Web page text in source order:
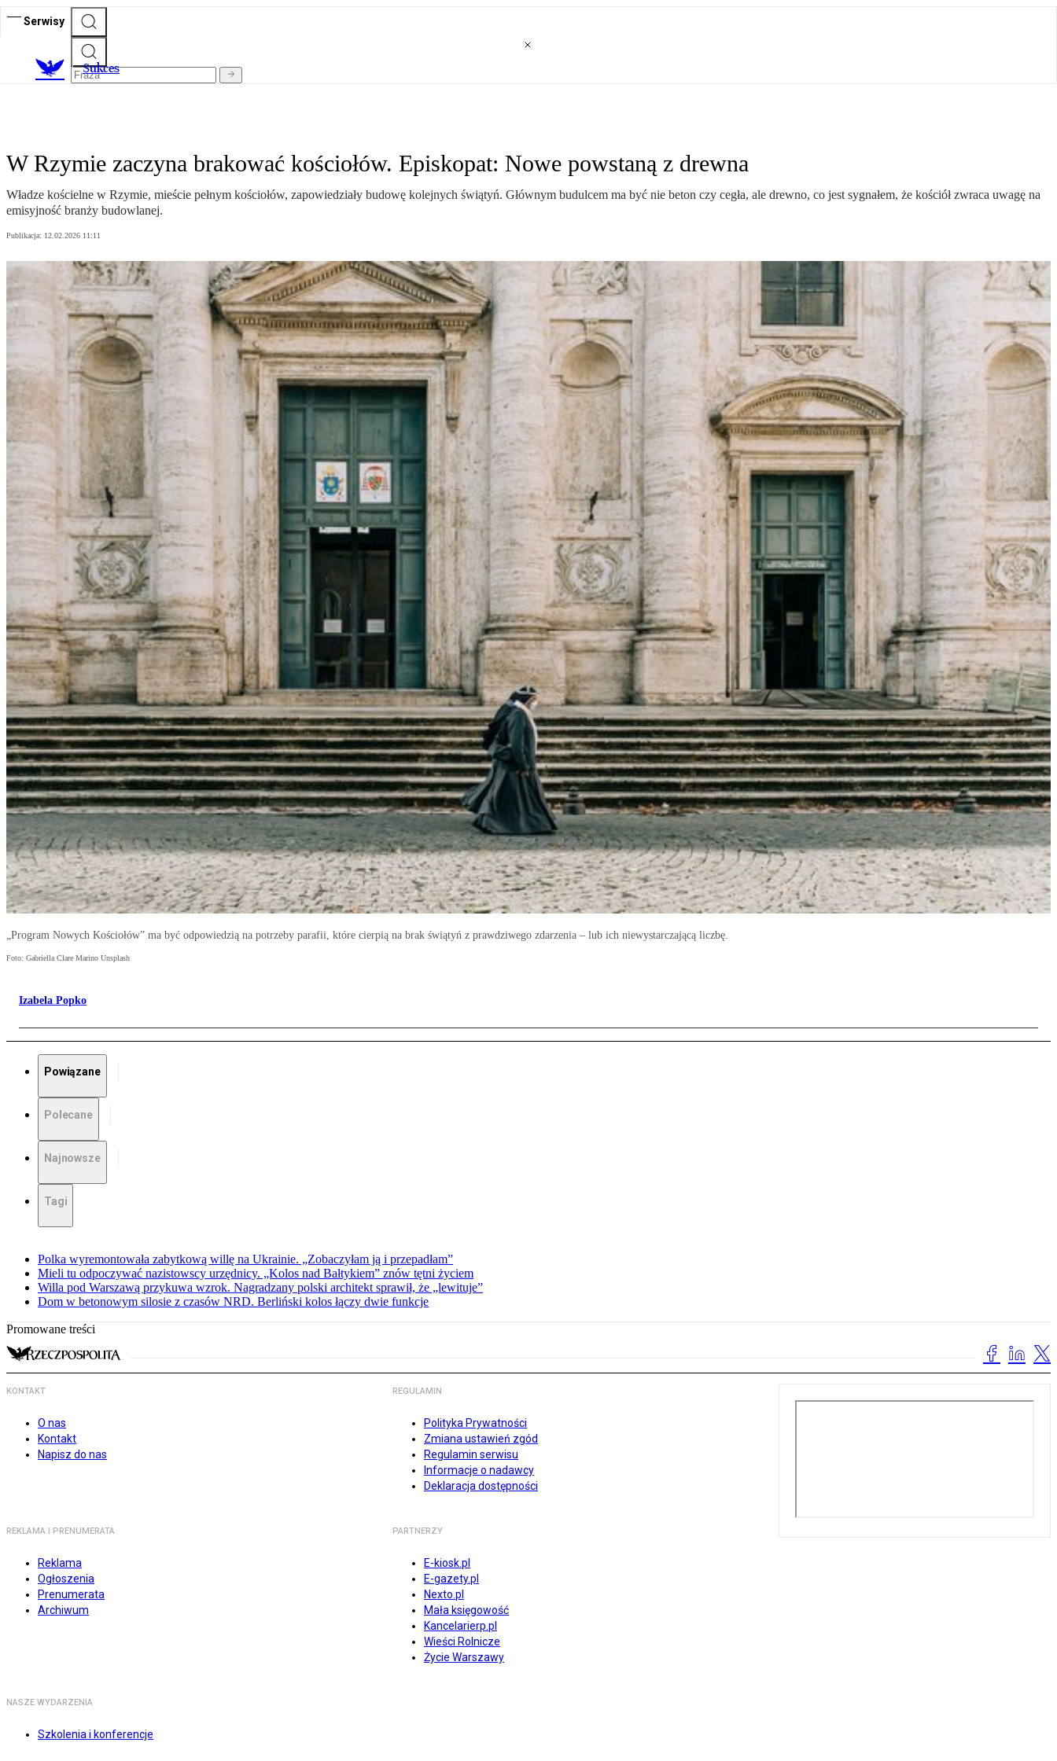
Serwisy
Sukces
W Rzymie zaczyna brakować kościołów. Episkopat: Nowe powstaną z drewna
Władze kościelne w Rzymie, mieście pełnym kościołów, zapowiedziały budowę kolejnych świątyń. Głównym budulcem ma być nie beton czy cegła, ale drewno, co jest sygnałem, że kościół zwraca uwagę na
emisyjność branży budowlanej.
Publikacja: 12.02.2026 11:11
„Program Nowych Kościołów” ma być odpowiedzią na potrzeby parafii, które cierpią na brak świątyń z prawdziwego zdarzenia – lub ich niewystarczającą liczbę.
Foto: Gabriella Clare Marino Unsplash
Izabela Popko
Powiązane
Polecane
Najnowsze
Tagi
Polka wyremontowała zabytkową willę na Ukrainie. „Zobaczyłam ją i przepadłam”
Mieli tu odpoczywać nazistowscy urzędnicy. „Kolos nad Bałtykiem” znów tętni życiem
Willa pod Warszawą przykuwa wzrok. Nagradzany polski architekt sprawił, że „lewituje”
Dom w betonowym silosie z czasów NRD. Berliński kolos łączy dwie funkcje
Promowane treści
KONTAKT
O nas
Kontakt
Napisz do nas
REGULAMIN
Polityka Prywatności
Zmiana ustawień zgód
Regulamin serwisu
Informacje o nadawcy
Deklaracja dostępności
REKLAMA I PRENUMERATA
Reklama
Ogłoszenia
Prenumerata
Archiwum
PARTNERZY
E-kiosk.pl
E-gazety.pl
Nexto.pl
Mała księgowość
Kancelarierp.pl
Wieści Rolnicze
Życie Warszawy
NASZE WYDARZENIA
Szkolenia i konferencje